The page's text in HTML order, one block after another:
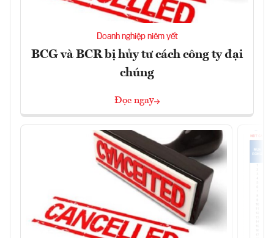
Doanh nghiệp niêm yết
BCG và BCR bị hủy tư cách công ty đại
chúng
Đọc ngay